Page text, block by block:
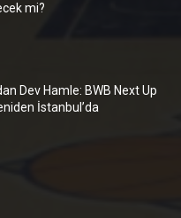
mi?
Dev Hamle: BWB Next Up
İstanbul’da